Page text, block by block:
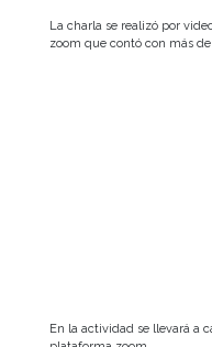
La charla se realizó por
zoom que contó con más
En la actividad se llevará a